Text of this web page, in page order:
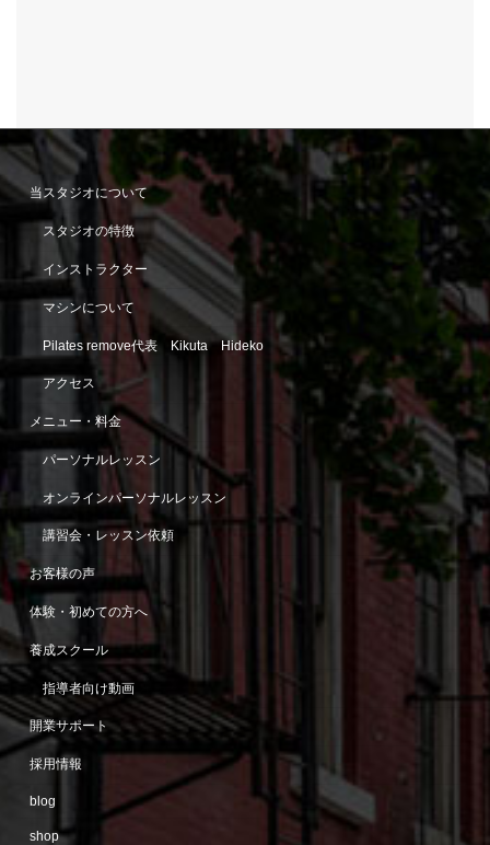
当スタジオについて
スタジオの特徴
インストラクター
マシンについて
Pilates remove代表 Kikuta Hideko
アクセス
メニュー・料金
パーソナルレッスン
オンラインパーソナルレッスン
講習会・レッスン依頼
お客様の声
体験・初めての方へ
養成スクール
指導者向け動画
開業サポート
採用情報
blog
shop